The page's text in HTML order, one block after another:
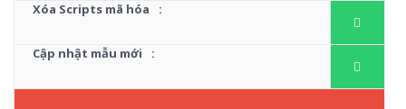
Xóa Scripts mã hóa :
Cập nhật mẫu mới :